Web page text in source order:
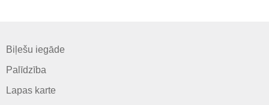
Biļešu iegāde
Palīdzība
Lapas karte